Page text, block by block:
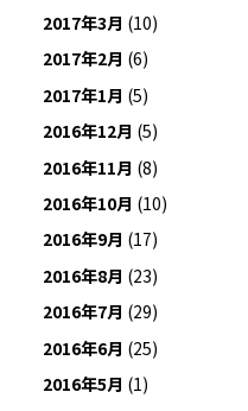
2017年3月 (10)
2017年2月 (6)
2017年1月 (5)
2016年12月 (5)
2016年11月 (8)
2016年10月 (10)
2016年9月 (17)
2016年8月 (23)
2016年7月 (29)
2016年6月 (25)
2016年5月 (1)